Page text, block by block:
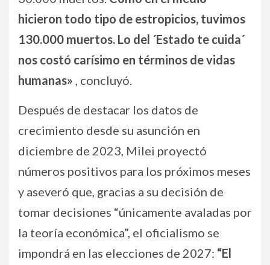
hicieron todo tipo de estropicios, tuvimos
130.000 muertos. Lo del ´Estado te cuida´
nos costó carísimo en términos de vidas
humanas» , concluyó.
Después de destacar los datos de
crecimiento desde su asunción en
diciembre de 2023, Milei proyectó
números positivos para los próximos meses
y aseveró que, gracias a su decisión de
tomar decisiones “únicamente avaladas por
la teoría económica”, el oficialismo se
impondrá en las elecciones de 2027: “El